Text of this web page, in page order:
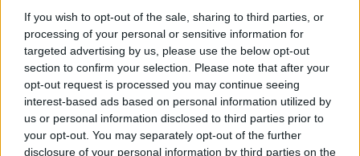
If you wish to opt-out of the sale, sharing to third parties, or
processing of your personal or sensitive information for
targeted advertising by us, please use the below opt-out
section to confirm your selection. Please note that after your
opt-out request is processed you may continue seeing
interest-based ads based on personal information utilized by
us or personal information disclosed to third parties prior to
your opt-out. You may separately opt-out of the further
disclosure of your personal information by third parties on the
Web összefoglalója szerint a dél-afrikai tervezet is olyan
forrásokat sorolt fel, amelyek ránézésre illeszkedtek a
szöveghez, csak éppen nem léteztek.
A bukás azért is kellemetlen, mert Dél-Afrika a
dokumentummal éppen azt akarta jelezni, hogy vezető
szerepre törekszik az afrikai AI-fejlesztésben, miközben
az új technológia etikai, társadalmi és gazdasági